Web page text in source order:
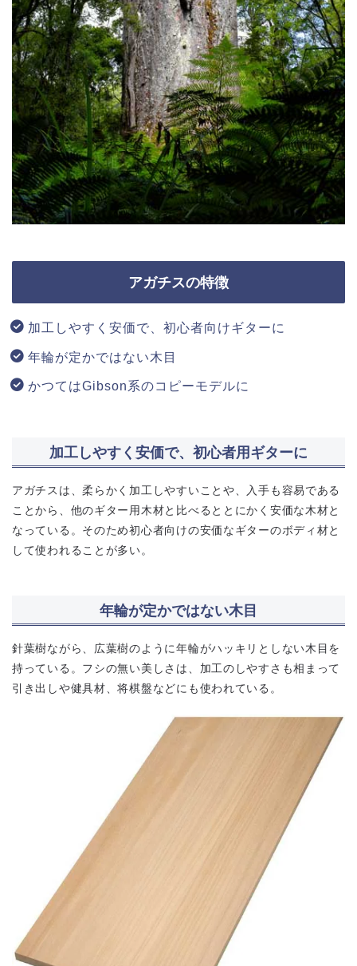
アガチスの特徴
加工しやすく安価で、初心者向けギターに
年輪が定かではない木目
かつてはGibson系のコピーモデルに
加工しやすく安価で、初心者用ギターに
アガチスは、柔らかく加工しやすいことや、入手も容易である
ことから、他のギター用木材と比べるととにかく安価な木材と
なっている。そのため初心者向けの安価なギターのボディ材と
して使われることが多い。
年輪が定かではない木目
針葉樹ながら、広葉樹のように年輪がハッキリとしない木目を
持っている。フシの無い美しさは、加工のしやすさも相まって
引き出しや健具材、将棋盤などにも使われている。